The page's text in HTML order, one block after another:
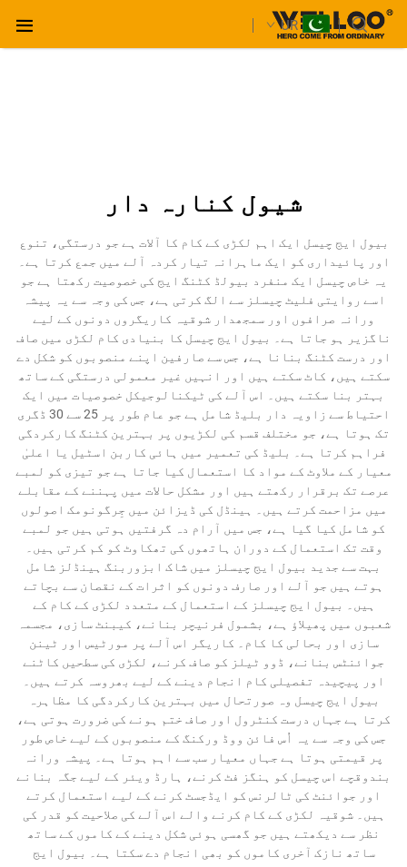
UR
شیول کنارہ دار
بیول ایج چیسل ایک اہم لکڑی کے کام کا آلات ہے جو درستگی، تنوع
اور پائیداری کو ایک ماہرانہ تیار کردہ آلے میں جمع کرتا ہے۔
یہ خاص چیسل ایک منفرد بیولڈ کٹنگ ایج کی خصوصیت رکھتا ہے جو
اسے روایتی فلیٹ چیسلز سے الگ کرتی ہے، جس کی وجہ سے یہ پیشہ
ورانہ صرافوں اور سمجھدار شوقیہ کاریگروں دونوں کے لیے
ناگزیر ہو جاتا ہے۔ بیول ایج چیسل کا بنیادی کام لکڑی میں صاف
اور درست کٹنگ بنانا ہے، جس سے صارفین اپنے منصوبوں کو شکل دے
سکتے ہیں، کاٹ سکتے ہیں اور انہیں غیر معمولی درستگی کے ساتھ
بہتر بنا سکتے ہیں۔ اس آلے کی ٹیکنالوجیکل خصوصیات میں ایک
احتیاط سے زاویہ دار بلیڈ شامل ہے جو عام طور پر 25 سے 30 ڈگری
تک ہوتا ہے، جو مختلف قسم کی لکڑیوں پر بہترین کٹنگ کارکردگی
فراہم کرتا ہے۔ بلیڈ کی تعمیر میں ہائی کاربن اسٹیل یا اعلیٰ
معیار کے ملاوٹ کے مواد کا استعمال کیا جاتا ہے جو تیزی کو لمبے
عرصے تک برقرار رکھتے ہیں اور مشکل حالات میں پہننے کے مقابلے
میں مزاحمت کرتے ہیں۔ ہینڈل کی ڈیزائن میں جِرگونومک اصولوں
کو شامل کیا گیا ہے، جس میں آرام دہ گرفتیں ہوتی ہیں جو لمبے
وقت تک استعمال کے دوران ہاتھوں کی تھکاوٹ کو کم کرتی ہیں۔
بہت سے جدید بیول ایج چیسلز میں شاک ابزوربنگ ہینڈلز شامل
ہوتے ہیں جو آلے اور صارف دونوں کو اثرات کے نقصان سے بچاتے
ہیں۔ بیول ایج چیسلز کے استعمال کے متعدد لکڑی کے کام کے
شعبوں میں پھیلاؤ ہے، بشمول فرنیچر بنانے، کیبنٹ سازی، مجسمہ
سازی اور بحالی کا کام۔ کاریگر اس آلے پر مورٹیس اور ٹینن
جوائنٹس بنانے، ڈوو ٹیلز کو صاف کرنے، لکڑی کی سطحیں کاٹنے
اور پیچیدہ تفصیلی کام انجام دینے کے لیے بھروسہ کرتے ہیں۔
بیول ایج چیسل وہ صورتحال میں بہترین کارکردگی کا مظاہرہ
کرتا ہے جہاں درست کنٹرول اور صاف ختم ہونے کی ضرورت ہوتی ہے،
جس کی وجہ سے یہ اُس فائن ووڈ ورکنگ کے منصوبوں کے لیے خاص طور
پر قیمتی ہوتا ہے جہاں معیار سب سے اہم ہوتا ہے۔ پیشہ ورانہ
بندوقچے اس چیسل کو ہنگز فٹ کرنے، ہارڈ ویئر کے لیے جگہ بنانے
اور جوائنٹ کی ٹالرنس کو ایڈجسٹ کرنے کے لیے استعمال کرتے
ہیں۔ شوقیہ لکڑی کے کام کرنے والے اس آلے کی صلاحیت کو قدر کی
نظر سے دیکھتے ہیں جو گھسی ہوئی شکل دینے کے کاموں کے ساتھ
ساتھ نازک آخری کاموں کو بھی انجام دے سکتا ہے۔ بیول ایج